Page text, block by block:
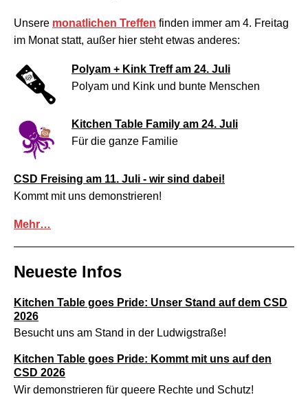
Unsere monatlichen Treffen finden immer am 4. Freitag
im Monat statt, außer hier steht etwas anderes:
Polyam + Kink Treff am 24. Juli
Polyam und Kink und bunte Menschen
Kitchen Table Family am 24. Juli
Für die ganze Familie
CSD Freising am 11. Juli - wir sind dabei!
Kommt mit uns demonstrieren!
Mehr…
Neueste Infos
Kitchen Table goes Pride: Unser Stand auf dem CSD
2026
Besucht uns am Stand in der Ludwigstraße!
Kitchen Table goes Pride: Kommt mit uns auf den
CSD 2026
Wir demonstrieren für queere Rechte und Schutz!